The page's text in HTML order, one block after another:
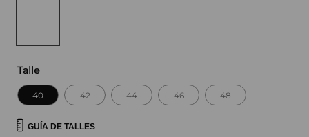
Talle
40 42 44 46 48
GUÍA DE TALLES